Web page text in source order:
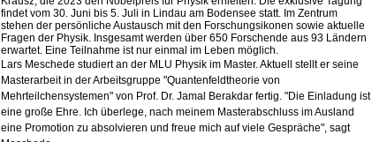
findet vom 30. Juni bis 5. Juli in Lindau am Bodensee statt. Im Zentrum
stehen der persönliche Austausch mit den Forschungsikonen sowie aktuelle
Fragen der Physik. Insgesamt werden über 650 Forschende aus 93 Ländern
erwartet. Eine Teilnahme ist nur einmal im Leben möglich.
Lars Meschede studiert an der MLU Physik im Master. Aktuell stellt er seine
Masterarbeit in der Arbeitsgruppe "Quantenfeldtheorie von
Mehrteilchensystemen" von Prof. Dr. Jamal Berakdar fertig. "Die Einladung ist
eine große Ehre. Ich überlege, nach meinem Masterabschluss im Ausland
eine Promotion zu absolvieren und freue mich auf viele Gespräche", sagt